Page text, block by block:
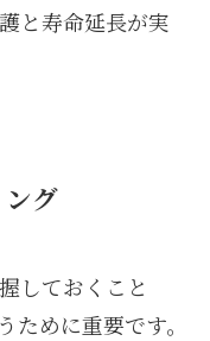
と寿命延長が実
グ
しておくこと
ために重要です。